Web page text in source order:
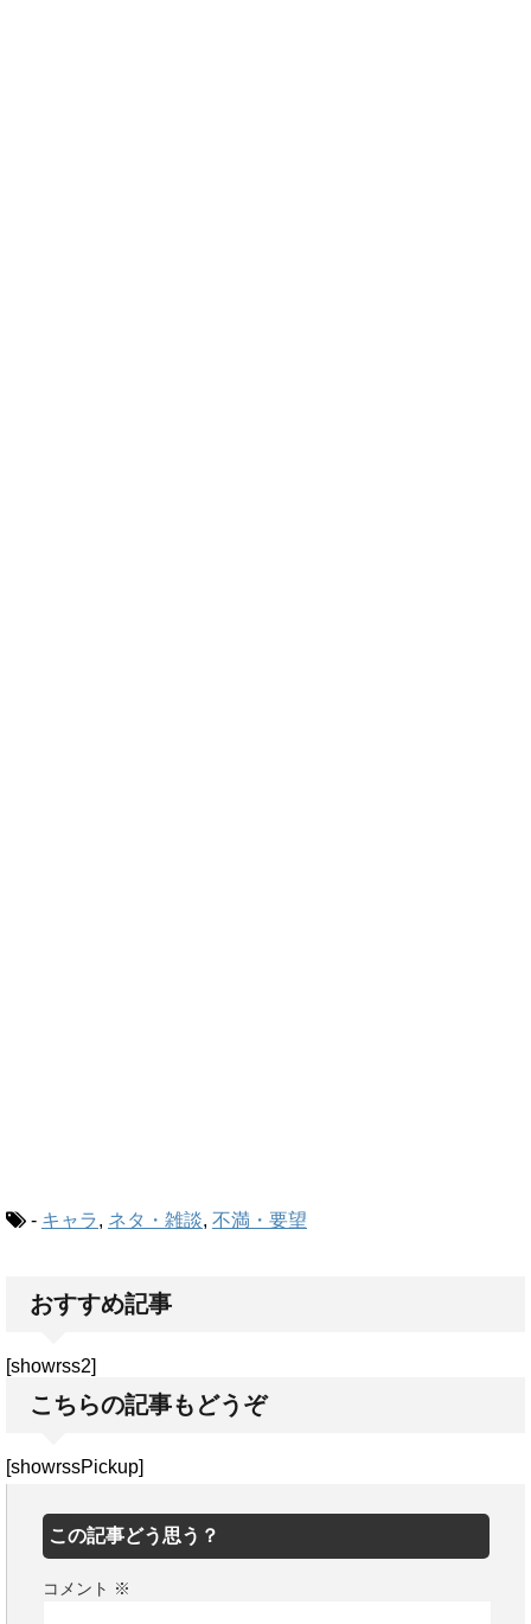
- キャラ, ネタ・雑談, 不満・要望
おすすめ記事
[showrss2]
こちらの記事もどうぞ
[showrssPickup]
この記事どう思う？
コメント ※